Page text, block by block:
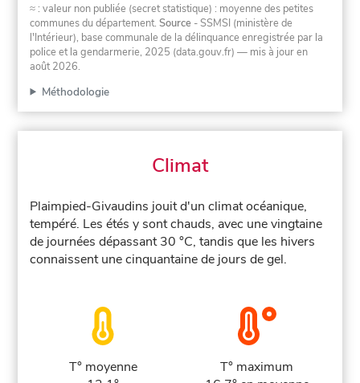
≈ : valeur non publiée (secret statistique) : moyenne des petites
communes du département.Source - SSMSI (ministère de
l'Intérieur), base communale de la délinquance enregistrée par la
police et la gendarmerie, 2025 (data.gouv.fr) — mis à jour en
août 2026.
Méthodologie
Climat
Plaimpied-Givaudins jouit d'un climat océanique,
tempéré. Les étés y sont chauds, avec une vingtaine
de journées dépassant 30 °C, tandis que les hivers
connaissent une cinquantaine de jours de gel.
T° moyenne
T° maximum